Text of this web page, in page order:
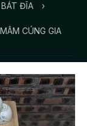
BÁT ĐĨA
›
CÚNG GIA